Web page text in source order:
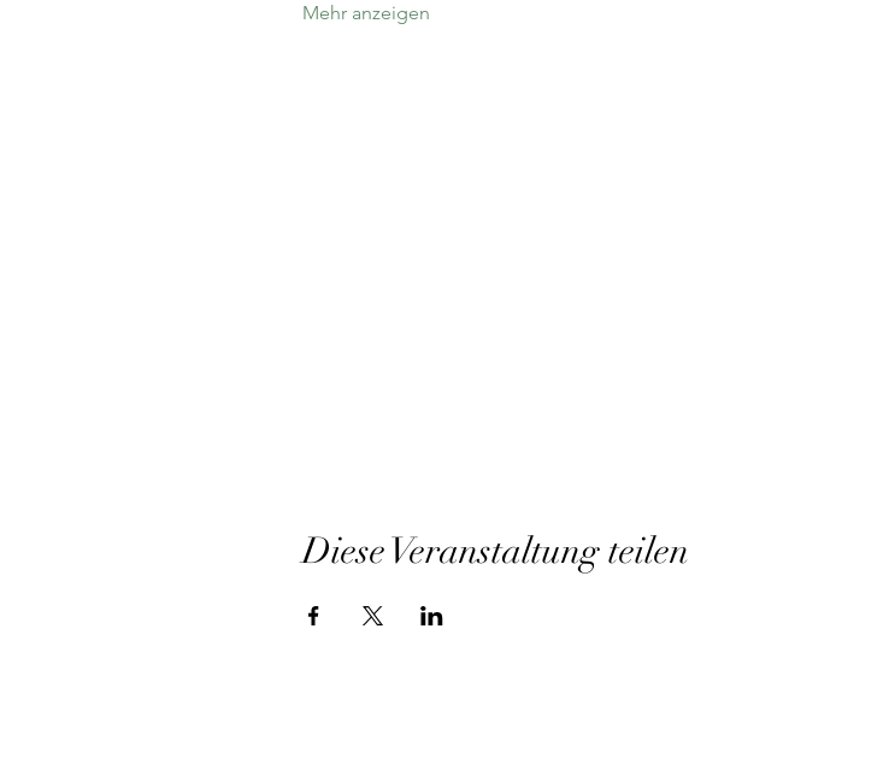
Mehr anzeigen
Diese Veranstaltung teilen